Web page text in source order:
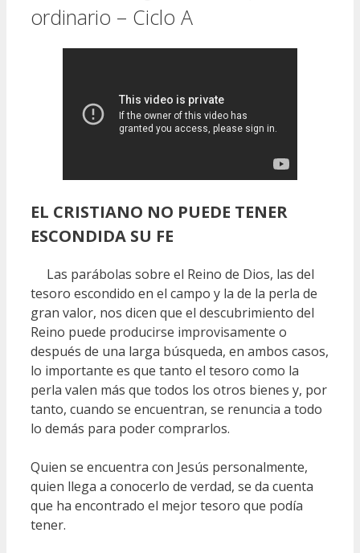
ordinario – Ciclo A
EL CRISTIANO NO PUEDE TENER
ESCONDIDA SU FE
Las parábolas sobre el Reino de Dios, las del
tesoro escondido en el campo y la de la perla de
gran valor, nos dicen que el descubrimiento del
Reino puede producirse improvisamente o
después de una larga búsqueda, en ambos casos,
lo importante es que tanto el tesoro como la
perla valen más que todos los otros bienes y, por
tanto, cuando se encuentran, se renuncia a todo
lo demás para poder comprarlos.
Quien se encuentra con Jesús personalmente,
quien llega a conocerlo de verdad, se da cuenta
que ha encontrado el mejor tesoro que podía
tener.